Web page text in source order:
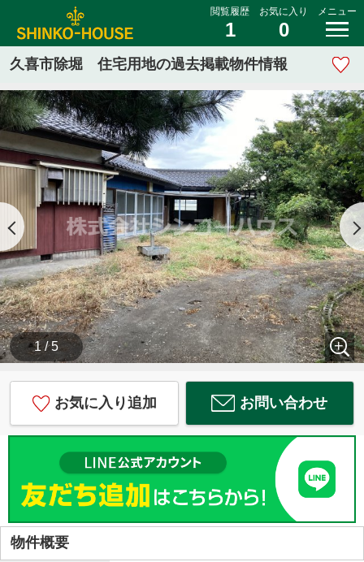
閲覧履歴
1
お気に入り
0
メニュー
久喜市除堀 住宅用地の過去掲載物件情報
1 / 5
お気に入り追加 お問い合わせ
物件概要